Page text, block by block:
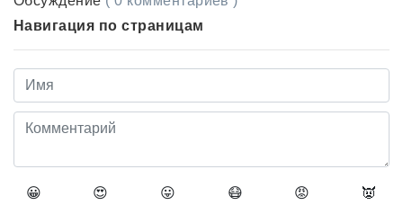
Навигация по страницам
😀 😍 😛 😷 😡 👿